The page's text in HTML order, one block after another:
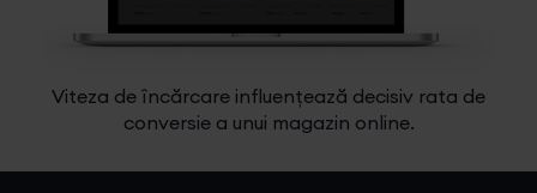
Viteza de încărcare influențează decisiv rata de
conversie a unui magazin online.